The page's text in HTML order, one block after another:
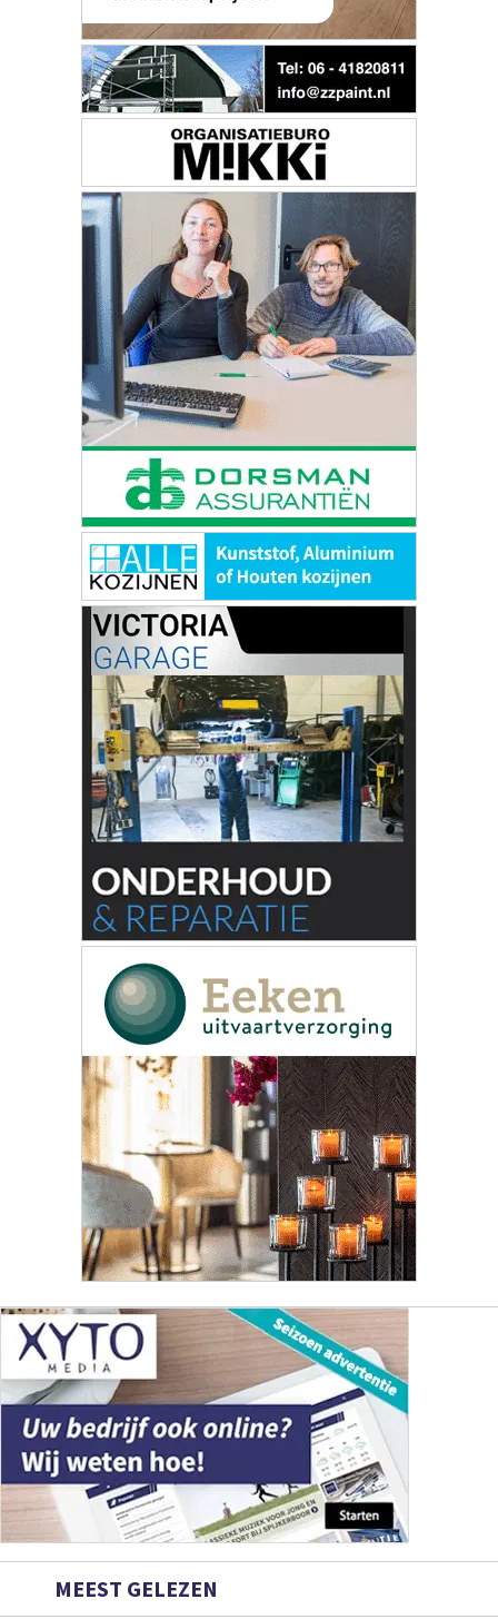
MEEST GELEZEN